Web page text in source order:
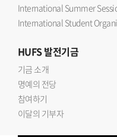
International Summer
International Student
HUFS발전기금
기금 소개
명예의 전당
참여하기
이달의 기부자